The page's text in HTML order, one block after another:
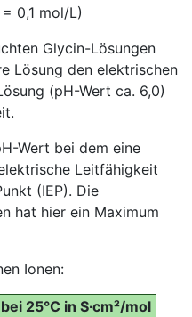
0,1 mol/L)
Glycin-Lösungen
Lösung den elektrischen
(pH-Wert ca. 6,0)
Wert bei dem eine
Leitfähigkeit
(IEP). Die
hat hier ein Maximum
Ionen:
25°C in S∙cm²/mol